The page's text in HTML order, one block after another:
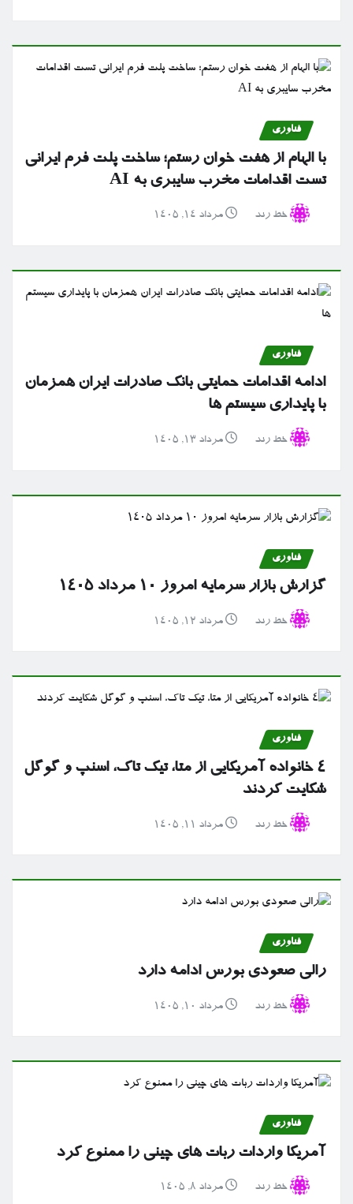
فناوری
با الهام از هفت خوان رستم؛ ساخت پلت فرم ایرانی
تست اقدامات مخرب سایبری به AI
خط رند مرداد ۱۴, ۱۴۰۵
فناوری
ادامه اقدامات حمایتی بانک صادرات ایران همزمان
با پایداری سیستم ها
خط رند مرداد ۱۳, ۱۴۰۵
فناوری
گزارش بازار سرمایه امروز ۱۰ مرداد ۱۴۰۵
خط رند مرداد ۱۲, ۱۴۰۵
فناوری
۴ خانواده آمریکایی از متا، تیک تاک، اسنپ و گوگل
شکایت کردند
خط رند مرداد ۱۱, ۱۴۰۵
فناوری
رالی صعودی بورس ادامه دارد
خط رند مرداد ۱۰, ۱۴۰۵
فناوری
آمریکا واردات ربات های چینی را ممنوع کرد
خط رند مرداد ۸, ۱۴۰۵